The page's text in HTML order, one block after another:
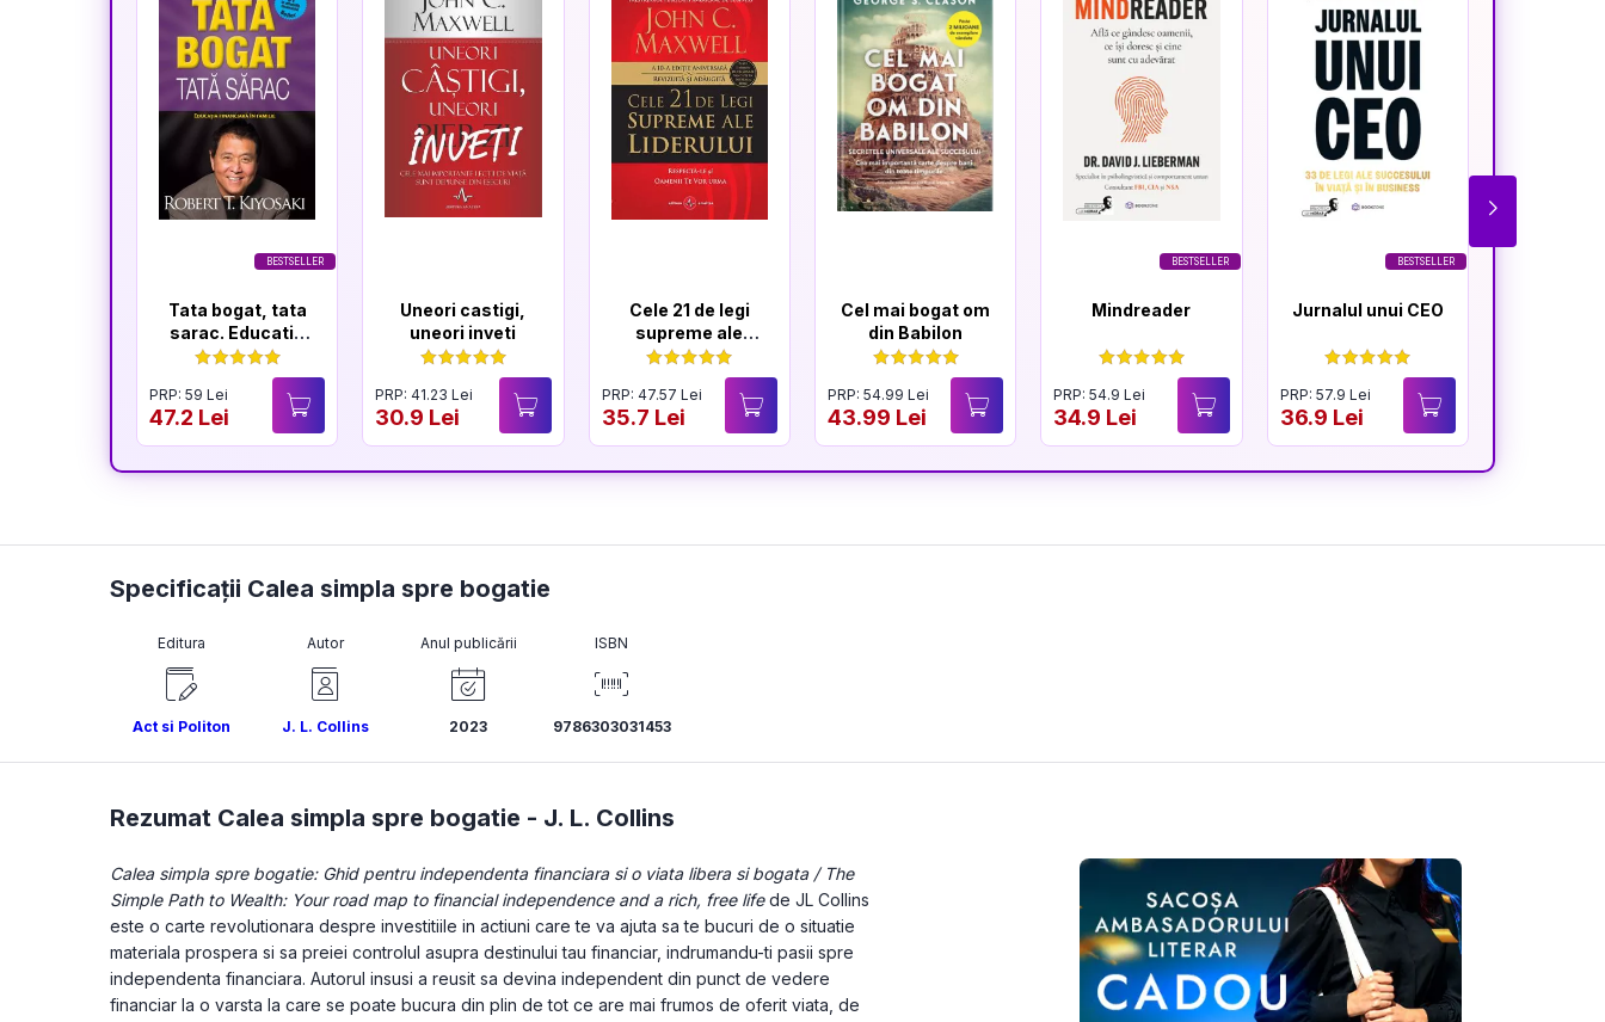
BESTSELLER
Tata bogat, tata
sarac. Educatia
financiara in
familie - Editia a
V-a
PRP: 59 Lei
47.2 Lei
Uneori castigi,
uneori inveti
PRP: 41.23 Lei
30.9 Lei
Cele 21 de legi
supreme ale
liderului - Editie
PRP: 47.57 Lei
35.7 Lei
Cel mai bogat om
din Babilon
PRP: 54.99 Lei
43.99 Lei
BESTSELLER
Mindreader
PRP: 54.9 Lei
34.9 Lei
BESTSELLER
Jurnalul unui CEO
PRP: 57.9 Lei
36.9 Lei
Specificații Calea simpla spre bogatie
Editura
Act si Politon
Autor
J. L. Collins
Anul publicării
2023
ISBN
9786303031453
Rezumat Calea simpla spre bogatie - J. L. Collins
Calea simpla spre bogatie: Ghid pentru independenta financiara si o viata libera si bogata / The
Simple Path to Wealth: Your road map to financial independence and a rich, free life de JL Collins
este o carte revolutionara despre investitiile in actiuni care te va ajuta sa te bucuri de o situatie
materiala prospera si sa preiei controlul asupra destinului tau financiar, indrumandu-ti pasii spre
independenta financiara. Autorul insusi a reusit sa devina independent din punct de vedere
financiar la o varsta la care se poate bucura din plin de tot ce are mai frumos de oferit viata, de